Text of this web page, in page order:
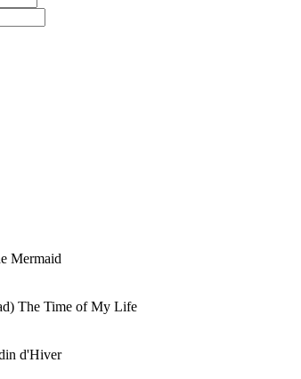
Mermaid
The Time of My Life
d'Hiver